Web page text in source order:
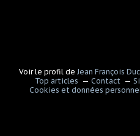
Voir le profil de Jean François
Top articles
Contact
Cookies et données